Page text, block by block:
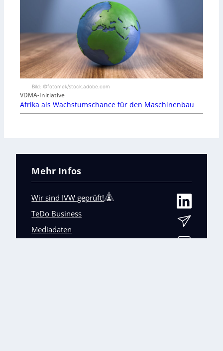
Bild: ©fotomek/stock.adobe.com
VDMA-Initiative
Afrika als Wachstumschance für den Maschinenbau
Mehr Infos
Wir sind IVW geprüft!
TeDo Business
Mediadaten